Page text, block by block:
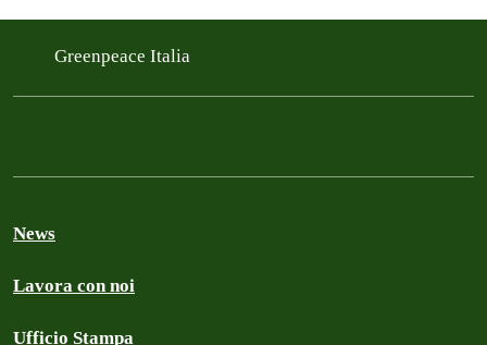
Greenpeace Italia
News
Lavora con noi
Ufficio Stampa